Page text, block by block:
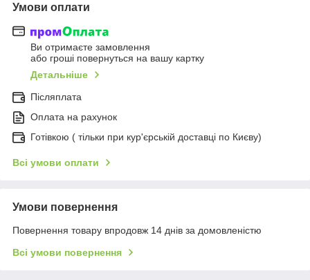
Умови оплати
Ви отримаєте замовлення
або гроші повернуться на вашу картку
Детальніше
Післяплата
Оплата на рахунок
Готівкою ( тільки при кур'єрській доставці по Києву)
Всі умови оплати
Умови повернення
Повернення товару впродовж 14 днів за домовленістю
Всі умови повернення